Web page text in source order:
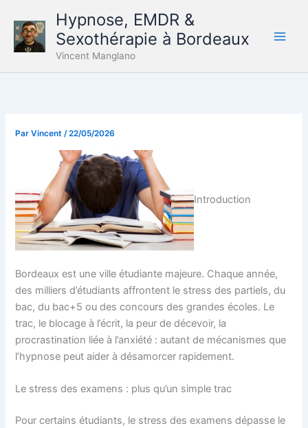
contenu
Hypnose, EMDR &
Sexothérapie à Bordeaux
Vincent Manglano
ParVincent/22/05/2026
Introduction
Bordeaux est une ville étudiante majeure. Chaque année,
des milliers d’étudiants affrontent le stress des partiels, du
bac, du bac+5 ou des concours des grandes écoles. Le
trac, le blocage à l’écrit, la peur de décevoir, la
procrastination liée à l’anxiété : autant de mécanismes que
l’hypnose peut aider à désamorcer rapidement.
Le stress des examens : plus qu’un simple trac
Pour certains étudiants, le stress des examens dépasse le